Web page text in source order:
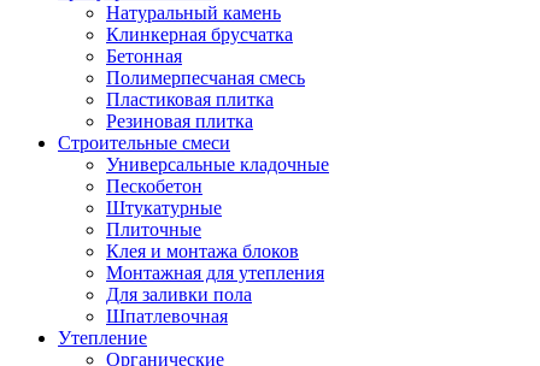
Натуральный камень
Клинкерная брусчатка
Бетонная
Полимерпесчаная смесь
Пластиковая плитка
Резиновая плитка
Строительные смеси
Универсальные кладочные
Пескобетон
Штукатурные
Плиточные
Клея и монтажа блоков
Монтажная для утепления
Для заливки пола
Шпатлевочная
Утепление
Органические